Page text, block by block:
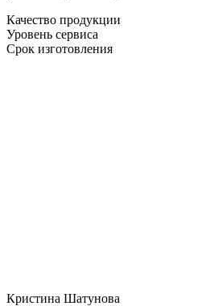
Качество продукции
Уровень сервиса
Срок изготовления
Кристина Шатунова